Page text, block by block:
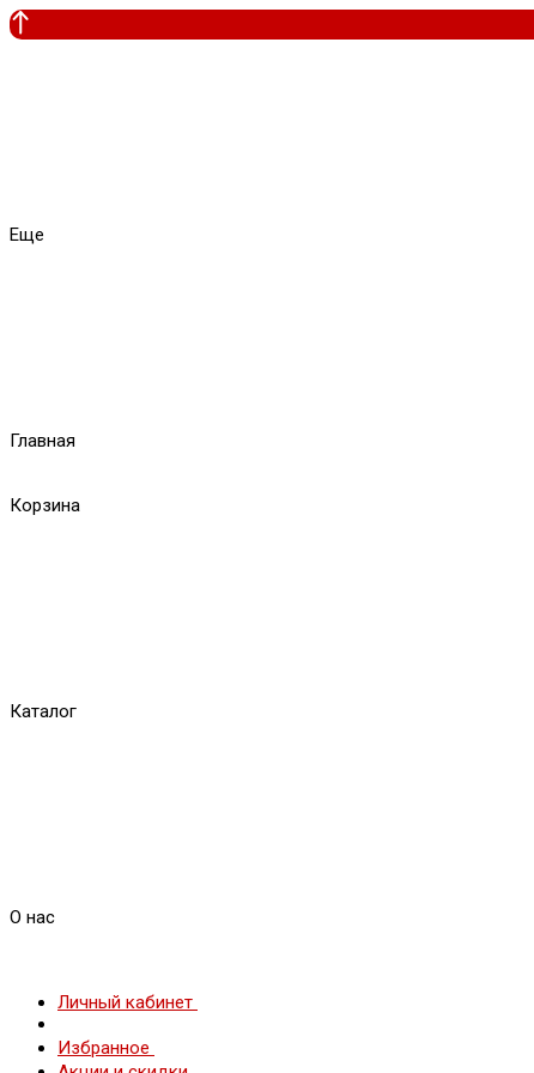
Еще
Главная
Корзина
Каталог
О нас
Личный кабинет
Избранное